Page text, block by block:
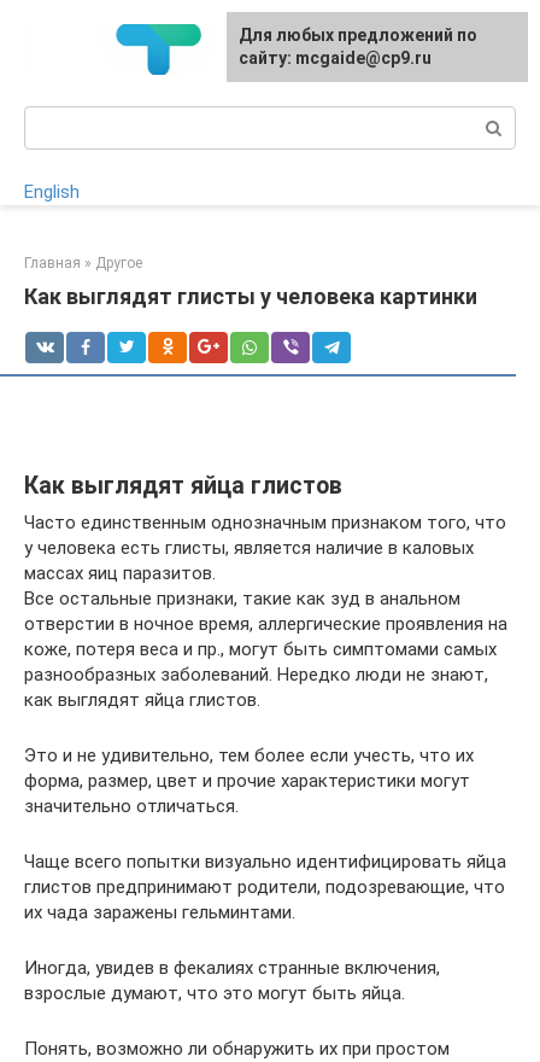
English
Главная » Другое
Как выглядят глисты у человека картинки
Как выглядят яйца глистов
Часто единственным однозначным признаком того, что
у человека есть глисты, является наличие в каловых
массах яиц паразитов.
Все остальные признаки, такие как зуд в анальном
отверстии в ночное время, аллергические проявления на
коже, потеря веса и пр., могут быть симптомами самых
разнообразных заболеваний. Нередко люди не знают,
как выглядят яйца глистов.
Это и не удивительно, тем более если учесть, что их
форма, размер, цвет и прочие характеристики могут
значительно отличаться.
Чаще всего попытки визуально идентифицировать яйца
глистов предпринимают родители, подозревающие, что
их чада заражены гельминтами.
Иногда, увидев в фекалиях странные включения,
взрослые думают, что это могут быть яйца.
Понять, возможно ли обнаружить их при простом
Для любых предложений по
сайту: mcgaide@cp9.ru